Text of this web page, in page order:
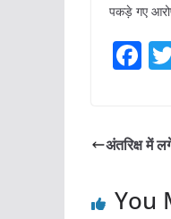
पकड़े गए
F
e
o
अंतरिक्ष में
You